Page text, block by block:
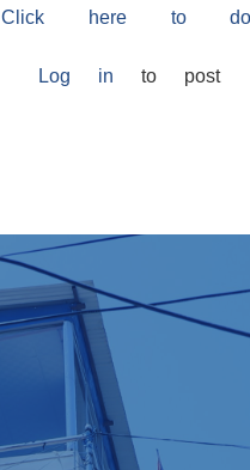
Click here to
Log in to post